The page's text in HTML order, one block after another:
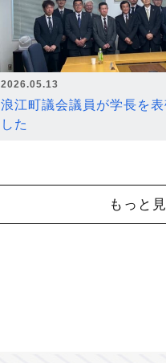
2026.05.13
浪江町議会議員が学長を表
した
もっと